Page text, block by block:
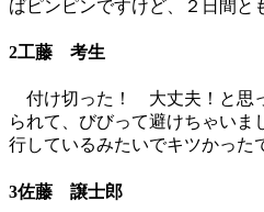
ばピンピンですけど、２日間と
2工藤 考生
付け切った！ 大丈夫！と思
られて、びびって避けちゃいま
行しているみたいでキツかった
3佐藤 譲士郎